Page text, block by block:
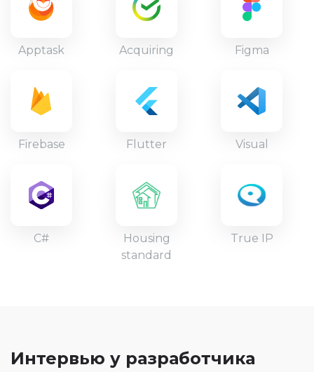
Apptask Acquiring Figma
Firebase Flutter Visual
C#
Housing
standard
True IP
Интервью у разработчика